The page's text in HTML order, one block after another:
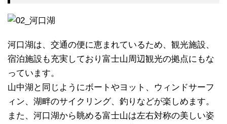
河口湖は、交通の便に恵まれているため、観光施設、
宿泊施設も充実しており富士山周辺観光の拠点にもな
っています。
山中湖と同じようにボートやヨット、ウィンドサーフ
ィン、湖畔のサイクリング、釣りなどが楽しめます。
また、河口湖から眺める富士山は左右対称の美しい姿